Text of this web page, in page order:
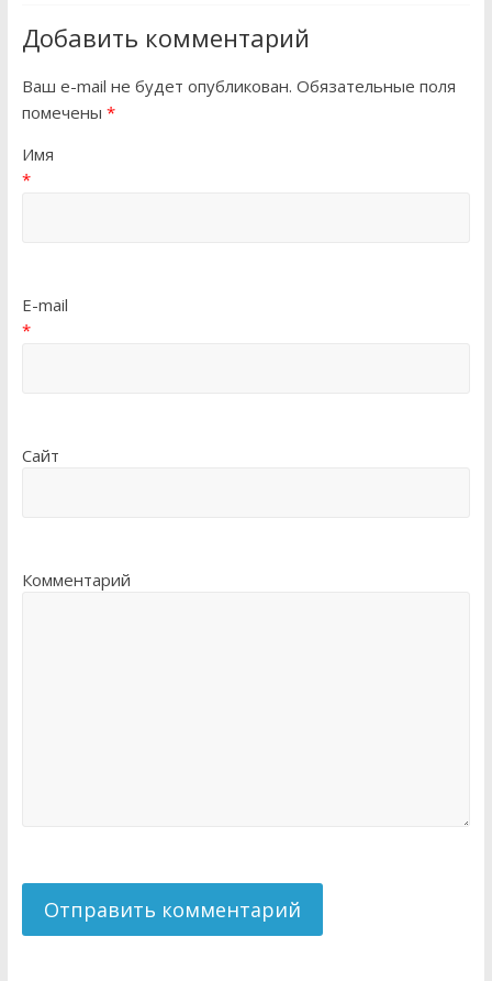
Добавить комментарий
Ваш e-mail не будет опубликован. Обязательные поля
помечены *
Имя
*
E-mail
*
Сайт
Комментарий